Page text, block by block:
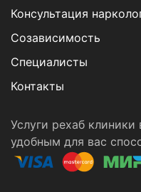
Консультация
Созависимость
Специалисты
Контакты
Услуги рехаб
удобным для вас